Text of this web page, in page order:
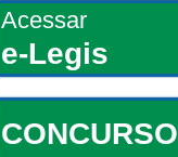
Acessar
e-Legis
CONCURSO